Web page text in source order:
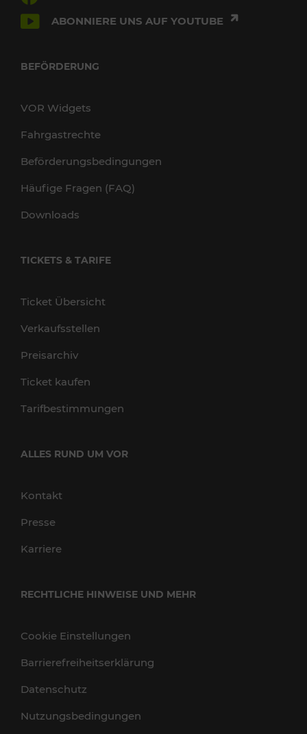
ABONNIERE UNS AUF YOUTUBE
BEFÖRDERUNG
VOR Widgets
Fahrgastrechte
Beförderungsbedingungen
Häufige Fragen (FAQ)
Downloads
TICKETS & TARIFE
Ticket Übersicht
Verkaufsstellen
Preisarchiv
Ticket kaufen
Tarifbestimmungen
ALLES RUND UM VOR
Kontakt
Presse
Karriere
RECHTLICHE HINWEISE UND MEHR
Cookie Einstellungen
Barrierefreiheitserklärung
Datenschutz
Nutzungsbedingungen